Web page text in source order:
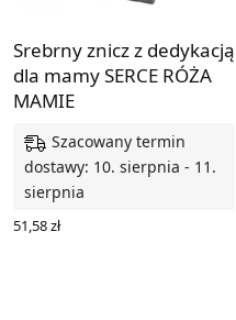
Srebrny znicz z dedykacją
dla mamy SERCE RÓŻA
MAMIE
Szacowany termin
dostawy: 10. sierpnia - 11.
sierpnia
51,58zł